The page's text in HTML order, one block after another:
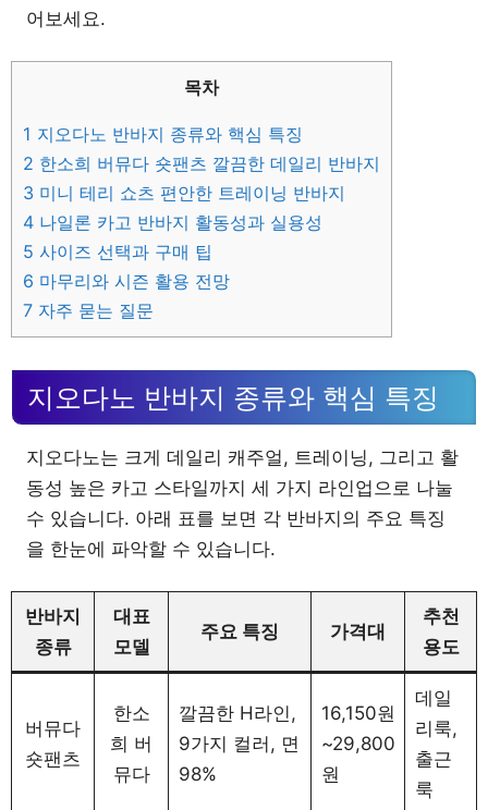
어보세요.
목차
1 지오다노 반바지 종류와 핵심 특징
2 한소희 버뮤다 숏팬츠 깔끔한 데일리 반바지
3 미니 테리 쇼츠 편안한 트레이닝 반바지
4 나일론 카고 반바지 활동성과 실용성
5 사이즈 선택과 구매 팁
6 마무리와 시즌 활용 전망
7 자주 묻는 질문
지오다노 반바지 종류와 핵심 특징
지오다노는 크게 데일리 캐주얼, 트레이닝, 그리고 활
동성 높은 카고 스타일까지 세 가지 라인업으로 나눌
수 있습니다. 아래 표를 보면 각 반바지의 주요 특징
을 한눈에 파악할 수 있습니다.
반바지
종류
대표
모델
주요 특징 가격대
추천
용도
버뮤다
숏팬츠
한소
희 버
뮤다
깔끔한 H라인,
9가지 컬러, 면
98%
16,150원
~29,800
원
데일
리룩,
출근
룩